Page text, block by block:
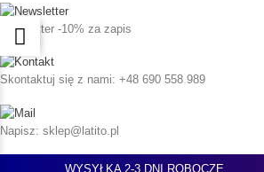
Newsletter -10% za zapis
Skontaktuj się z nami: +48 690 558 989
Napisz: sklep@latito.pl
WYSYŁKA 2-3 DNI ROBOCZE